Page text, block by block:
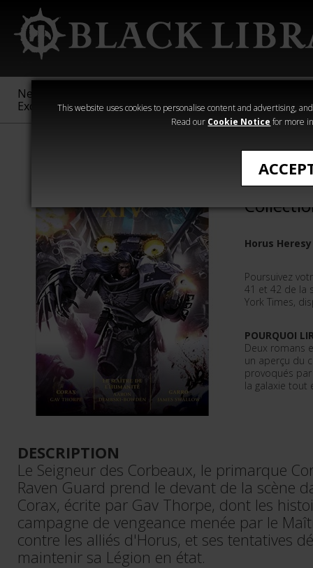
This website uses cookies to personalise content and advertising,
Read our Cookie Notice for more
New &
Exclusive
Sigmar
40,000
Heresy
The
Horus
Poursuivez
41 et 42 de la
York Times,
POURQUOI
Deux romans
un aperçu du
provoqués
la galaxie tout
DESCRIPTION
Le Seigneur des Corbeaux, le primarque
Raven Guard prend le devant de la scène
Corax, écrite par Gav Thorpe, dont les
campagne de vengeance menée par le
contre les alliés d'Horus, et ses tentatives
maintenir sa Légion en état.